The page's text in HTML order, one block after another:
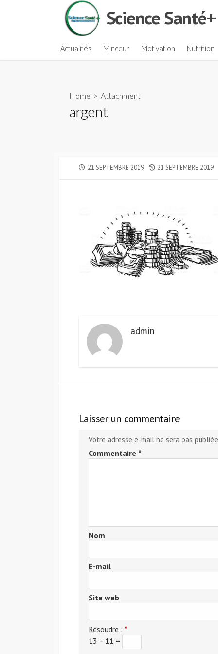
Science Santé+
Actualités Minceur Motivation Nutrition
Home > Attachment
argent
PUBLISHED
21 SEPTEMBRE 2019
LAST
21 SEPTEMBRE 2019
admin
Laisser un commentaire
Votre adresse e-mail ne sera pas
Commentaire *
Nom
E-mail
Site web
Résoudre : *
13 − 11 =